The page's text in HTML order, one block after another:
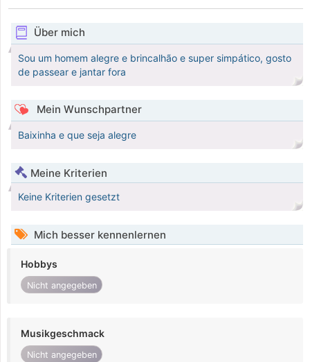
Über mich
Sou um homem alegre e brincalhão e super simpático, gosto
de passear e jantar fora
Mein Wunschpartner
Baixinha e que seja alegre
Meine Kriterien
Keine Kriterien gesetzt
Mich besser kennenlernen
Hobbys
Nicht angegeben
Musikgeschmack
Nicht angegeben